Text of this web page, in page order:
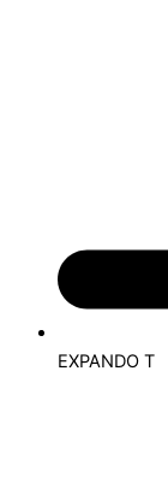
EXPANDO T